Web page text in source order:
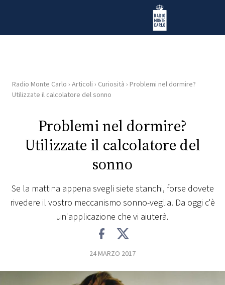
Radio Monte Carlo
HOME
RADIO
WEB
PLAYLIST
CONCORSI
Radio Monte Carlo › Articoli › Curiosità › Problemi nel dormire?
Utilizzate il calcolatore del sonno
Problemi nel dormire?
Utilizzate il calcolatore del
sonno
Se la mattina appena svegli siete stanchi, forse dovete
rivedere il vostro meccanismo sonno-veglia. Da oggi c'è
un'applicazione che vi aiuterà.
24 MARZO 2017